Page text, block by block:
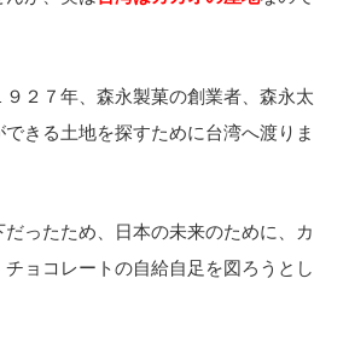
２７年、森永製菓の創業者、森永太
きる土地を探すために台湾へ渡りま
ったため、日本の未来のために、カ
ョコレートの自給自足を図ろうとし